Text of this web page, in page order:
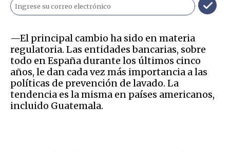
—El principal cambio ha sido en materia
regulatoria. Las entidades bancarias, sobre
todo en España durante los últimos cinco
años, le dan cada vez más importancia a las
políticas de prevención de lavado. La
tendencia es la misma en países americanos,
incluido Guatemala.